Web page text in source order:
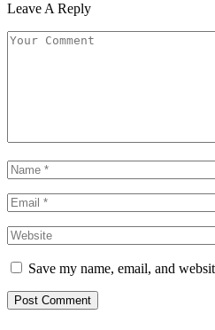
Leave A Reply
Save my name, email, and